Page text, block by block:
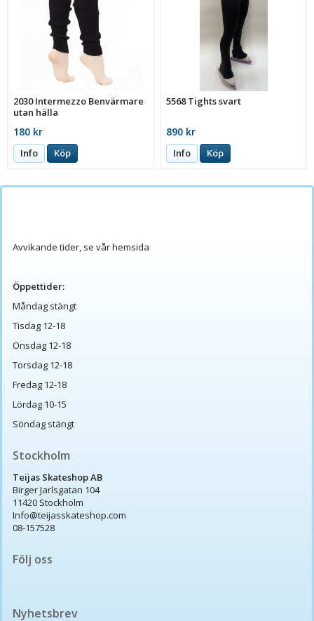
2030 Intermezzo Benvärmare
utan hälla
180 kr
Info Köp
5568 Tights svart
890 kr
Info Köp
Avvikande tider, se vår hemsida
Öppettider:
Måndag stängt
Tisdag 12-18
Onsdag 12-18
Torsdag 12-18
Fredag 12-18
Lördag 10-15
Söndag stängt
Stockholm
Teijas Skateshop AB
Birger Jarlsgatan 104
11420 Stockholm
Info@teijasskateshop.com
08-157528
Följ oss
Nyhetsbrev